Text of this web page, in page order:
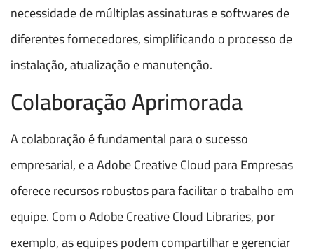
necessidade de múltiplas assinaturas e softwares de
diferentes fornecedores, simplificando o processo de
instalação, atualização e manutenção.
Colaboração Aprimorada
A colaboração é fundamental para o sucesso
empresarial, e a Adobe Creative Cloud para Empresas
oferece recursos robustos para facilitar o trabalho em
equipe. Com o Adobe Creative Cloud Libraries, por
exemplo, as equipes podem compartilhar e gerenciar